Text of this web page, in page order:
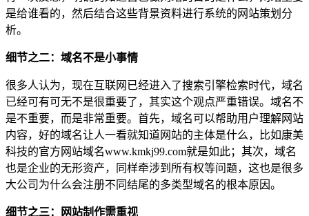
是给谁看的，然后结合这些背景资料进行系统的网站策划分
析。
细节之二：域名不是小事情
很多人认为，现在互联网已经进入了搜索引擎检索时代，域名
已经可有可无不是很重要了，其实这个观点严重错误。域名不
是不重要，而是非常重要。首先，域名可以帮助用户理解网站
内容，好的域名让人一看就知道网站的主体是什么，比如康美
科技的官方网站域名www.kmkj99.com就是如此；其次，域名
也是企业的无形资产，同样牵涉到所有权等问题，这也是很多
大公司为什么会注册不同结尾的多类型域名的根本原因。
细节之三：网站制作需重视